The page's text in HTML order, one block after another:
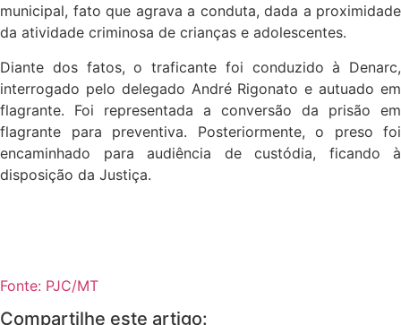
municipal, fato que agrava a conduta, dada a proximidade
da atividade criminosa de crianças e adolescentes.
Diante dos fatos, o traficante foi conduzido à Denarc,
interrogado pelo delegado André Rigonato e autuado em
flagrante. Foi representada a conversão da prisão em
flagrante para preventiva. Posteriormente, o preso foi
encaminhado para audiência de custódia, ficando à
disposição da Justiça.
Fonte: PJC/MT
Compartilhe este artigo: